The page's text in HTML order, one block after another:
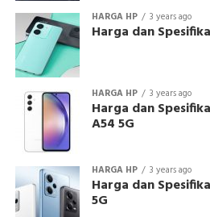
HARGA HP 3 years ago
Harga dan
HARGA HP 3 years ago
Harga dan
A54 5G
HARGA HP 3 years ago
Harga dan
5G